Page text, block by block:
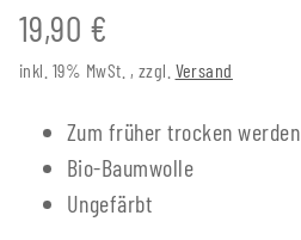
19,90 €
inkl. 19% MwSt. , zzgl. Versand
Zum früher trocken werden
Bio-Baumwolle
Ungefärbt